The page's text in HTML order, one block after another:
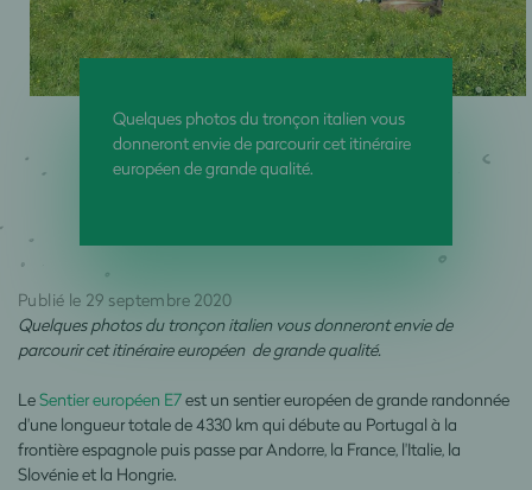
Quelques photos du tronçon italien vous
donneront envie de parcourir cet itinéraire
européen de grande qualité.
Publié le 29 septembre 2020
Quelques photos du tronçon italien vous donneront envie de
parcourir cet itinéraire européen de grande qualité.
LeSentier européen E7est un sentier européen de grande randonnée
d'une longueur totale de 4330 km qui débute au Portugal à la
frontière espagnole puis passe par Andorre, la France, l'Italie, la
Slovénie et la Hongrie.